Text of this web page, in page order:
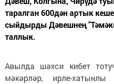
таралган 600дән артык
сыйдырды Дәвешнең
таллык.
Авылда шәхси кибет
мәкәрләр, ирле-